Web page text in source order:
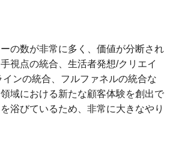
の数が非常に多く、価値が分断され
視点の統合、生活者発想/クリエイ
ンの統合、フルファネルの統合な
域における新たな顧客体験を創出で
浴びているため、非常に大きなやり